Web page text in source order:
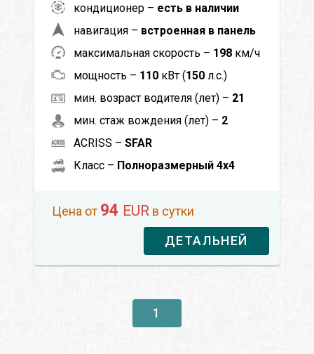
кондиционер – есть в наличии
навигация – встроенная в панель
максимальная скорость – 198 км/ч
мощность – 110 кВт (150 л.с.)
мин. возраст водителя (лет) – 21
мин. стаж вождения (лет) – 2
ACRISS – SFAR
Класс – Полноразмерный 4x4
Цена от 94 EUR в сутки
ДЕТАЛЬНЕЙ
1